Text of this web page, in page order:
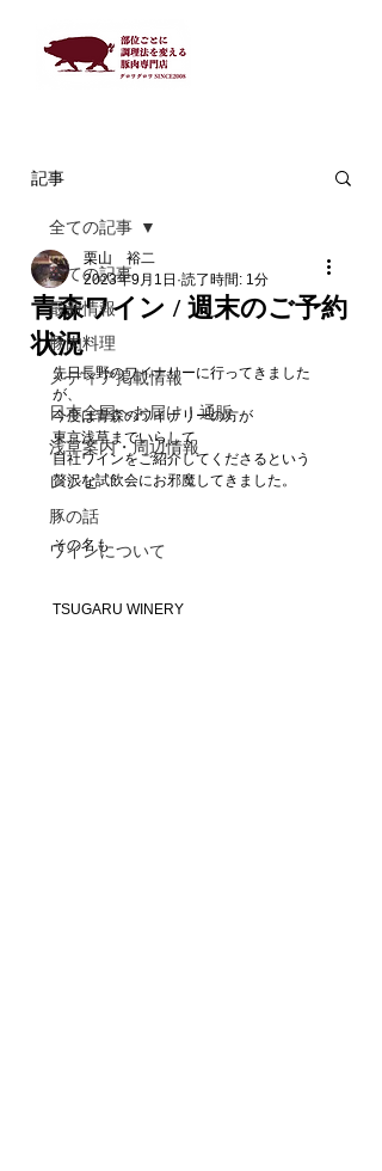
記事
全ての記事
最新情報
豚肉料理
メディア掲載情報
日本全国へお届け！通販
浅草案内・周辺情報
レシピ
豚の話
ワインについて
全ての記事
青森ワイン / 週末のご予約
状況
栗山 裕二
2023年9月1日 読了時間: 1分
先日長野のワイナリーに行ってきました
が、
今度は青森のワイナリーの方が
東京浅草までいらして
自社ワインをご紹介してくださるという
贅沢な試飲会にお邪魔してきました。
その名も
TSUGARU WINERY